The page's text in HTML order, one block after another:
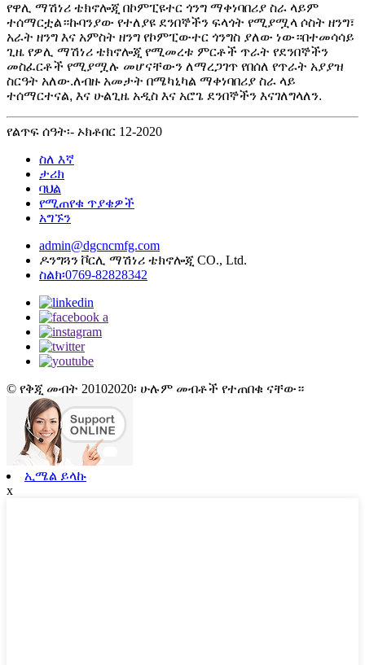
የዋሊ ማሽነሪ ቴክኖሎጂ በኮምፒዩተር ጎንግ ማቀነባበሪያ ስራ ላይም
ተሰማርቷል።ኩባንያው የተለያዩ ደንበኞችን ፍላጎት የሚያሟላ ሶስት ዘንግ፣
አራት ዘንግ እና አምስት ዘንግ የኮምፒውተር ጎንግስ ያለው ነው።በተመሳሳይ
ጊዜ የዎሊ ማሽነሪ ቴክኖሎጂ የሚመረቱ ምርቶች ጥራት የደንበኞችን
መስፈርቶች የሚያሟሉ መሆናቸውን ለማረጋገጥ የበሰለ የጥራት አያያዝ
ስርዓት አለው.ለብዙ አመታት በሜካኒካል ማቀነባበሪያ ስራ ላይ
ተሰማርተናል, እና ሁልጊዜ አዲስ እና አሮጌ ደንበኞችን እናገለግላለን.
የልጥፍ ሰዓት፡- ኦክቶበር 12-2020
ስለ እኛ
ታሪክ
ባህል
የሚጠየቁ ጥያቄዎች
አግኙን
admin@dgcncmfg.com
ዶንግጓን ቮርሊ ማሽነሪ ቴክኖሎጂ CO., Ltd.
ስልክ፡0769-82828342
© የቅጂ መብት 20102020፡ ሁሉም መብቶች የተጠበቁ ናቸው።
ኢሜል ይላኩ
x